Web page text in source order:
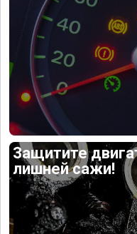
Защитите
лишней сажи!